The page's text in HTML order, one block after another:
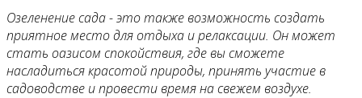
Озеленение сада - это также возможность создать
приятное место для отдыха и релаксации. Он может
стать оазисом спокойствия, где вы сможете
насладиться красотой природы, принять участие в
садоводстве и провести время на свежем воздухе.